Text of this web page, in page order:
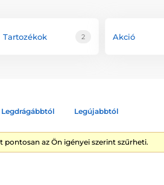
Tartozékok 2 Akció
Legdrágábbtól Legújabbtól
pontosan az Ön igényei szerint szűrheti.